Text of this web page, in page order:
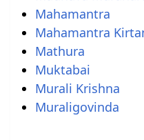
Mahamantra
Mahamantra
Mathura
Muktabai
Murali Krishna
Muraligovinda